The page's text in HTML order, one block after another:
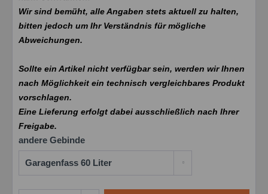
Wir sind bemüht, alle Angaben stets aktuell zu halten,
bitten jedoch um Ihr Verständnis für mögliche
Abweichungen.
Sollte ein Artikel nicht verfügbar sein, werden wir Ihnen
nach Möglichkeit ein technisch vergleichbares Produkt
vorschlagen.
Eine Lieferung erfolgt dabei ausschließlich nach Ihrer
Freigabe.
andere Gebinde